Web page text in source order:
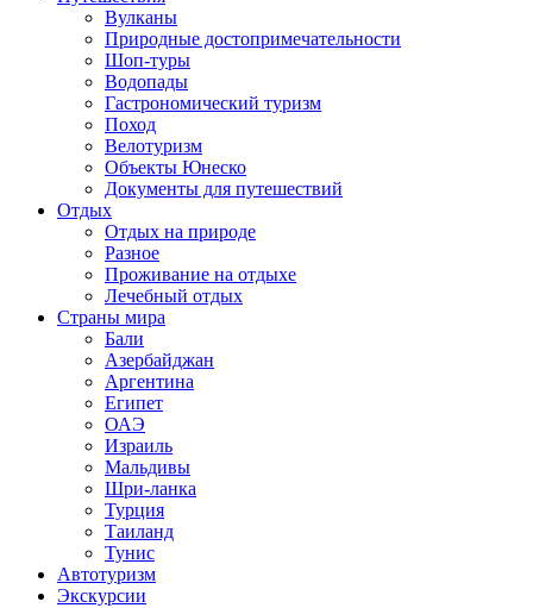
Вулканы
Природные достопримечательности
Шоп-туры
Водопады
Гастрономический туризм
Поход
Велотуризм
Объекты Юнеско
Документы для путешествий
Отдых
Отдых на природе
Разное
Проживание на отдыхе
Лечебный отдых
Страны мира
Бали
Азербайджан
Аргентина
Египет
ОАЭ
Израиль
Мальдивы
Шри-ланка
Турция
Таиланд
Тунис
Автотуризм
Экскурсии